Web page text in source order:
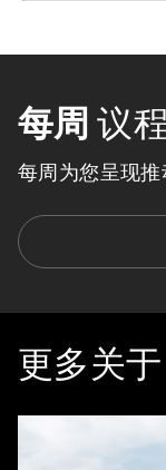
每周 议程
每周为您呈现推
更多关于